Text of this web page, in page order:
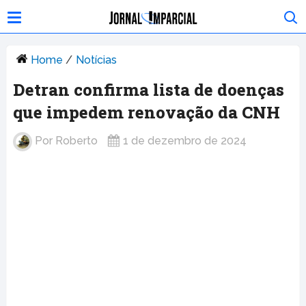
Home / Notícias
Detran confirma lista de doenças
que impedem renovação da CNH
Por Roberto 1 de dezembro de 2024